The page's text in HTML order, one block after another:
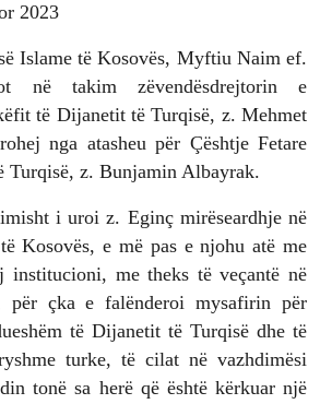
2023
Islame të Kosovës, Myftiu Naim ef.
në takim zëvendësdrejtorin e
të Dijanetit të Turqisë, z. Mehmet
nga atasheu për Çështje Fetare
Turqisë, z. Bunjamin Albayrak.
i uroi z. Eginç mirëseardhje në
Kosovës, e më pas e njohu atë me
institucioni, me theks të veçantë në
për çka e falënderoi mysafirin për
të Dijanetit të Turqisë dhe të
turke, të cilat në vazhdimësi
tonë sa herë që është kërkuar një